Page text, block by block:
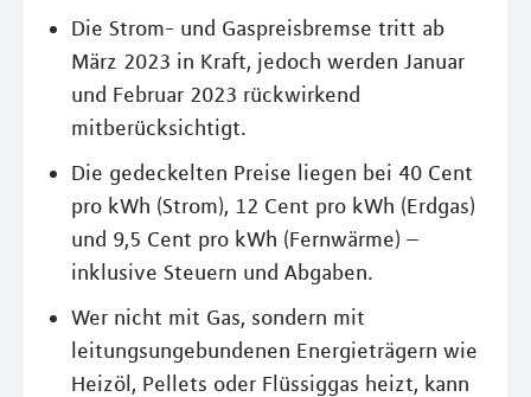
Die Strom- und Gaspreisbremse tritt ab
März 2023 in Kraft, jedoch werden Januar
und Februar 2023 rückwirkend
mitberücksichtigt.
Die gedeckelten Preise liegen bei 40 Cent
pro kWh (Strom), 12 Cent pro kWh (Erdgas)
und 9,5 Cent pro kWh (Fernwärme) –
inklusive Steuern und Abgaben.
Wer nicht mit Gas, sondern mit
leitungsungebundenen Energieträgern wie
Heizöl, Pellets oder Flüssiggas heizt, kann